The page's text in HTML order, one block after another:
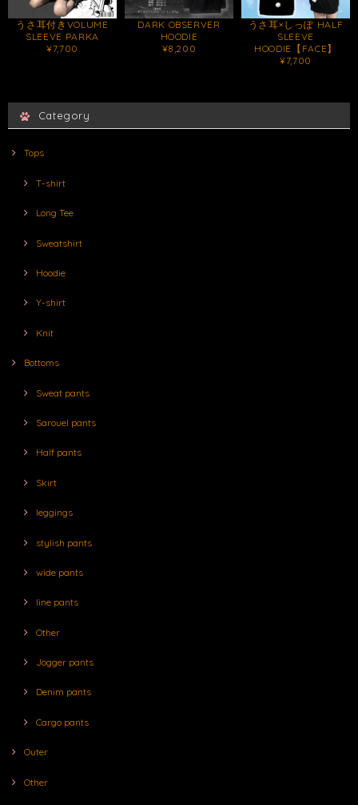
うさ耳付きVOLUME
SLEEVE PARKA
¥7,700
DARK OBSERVER
HOODIE
¥8,200
うさ耳×しっぽ HALF
SLEEVE
HOODIE【FACE】
¥7,700
Category
Tops
T-shirt
Long Tee
Sweatshirt
Hoodie
Y-shirt
Knit
Bottoms
Sweat pants
Sarouel pants
Half pants
Skirt
leggings
stylish pants
wide pants
line pants
Other
Jogger pants
Denim pants
Cargo pants
Outer
Other